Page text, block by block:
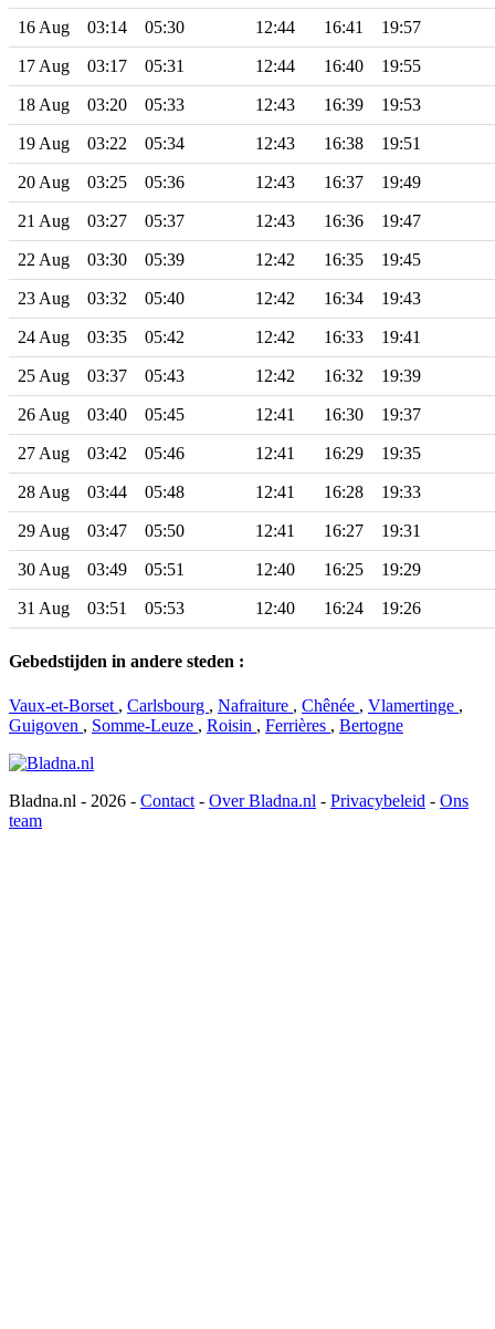
16 Aug 03:14 05:30 12:44 16:41 19:57
17 Aug 03:17 05:31 12:44 16:40 19:55
18 Aug 03:20 05:33 12:43 16:39 19:53
19 Aug 03:22 05:34 12:43 16:38 19:51
20 Aug 03:25 05:36 12:43 16:37 19:49
21 Aug 03:27 05:37 12:43 16:36 19:47
22 Aug 03:30 05:39 12:42 16:35 19:45
23 Aug 03:32 05:40 12:42 16:34 19:43
24 Aug 03:35 05:42 12:42 16:33 19:41
25 Aug 03:37 05:43 12:42 16:32 19:39
26 Aug 03:40 05:45 12:41 16:30 19:37
27 Aug 03:42 05:46 12:41 16:29 19:35
28 Aug 03:44 05:48 12:41 16:28 19:33
29 Aug 03:47 05:50 12:41 16:27 19:31
30 Aug 03:49 05:51 12:40 16:25 19:29
31 Aug 03:51 05:53 12:40 16:24 19:26
Gebedstijden in andere steden :
Vaux-et-Borset , Carlsbourg , Nafraiture , Chênée , Vlamertinge ,
Guigoven , Somme-Leuze , Roisin , Ferrières , Bertogne
Bladna.nl - 2026 - Contact - Over Bladna.nl - Privacybeleid - Ons
team